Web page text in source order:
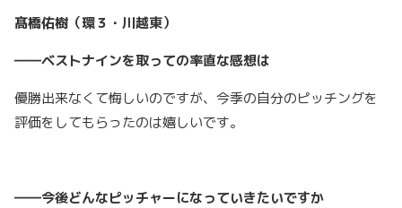
髙橋佑樹（環３・川越東）
――ベストナインを取っての率直な感想は
優勝出来なくて悔しいのですが、今季の自分のピッチングを
評価をしてもらったのは嬉しいです。
――今後どんなピッチャーになっていきたいですか